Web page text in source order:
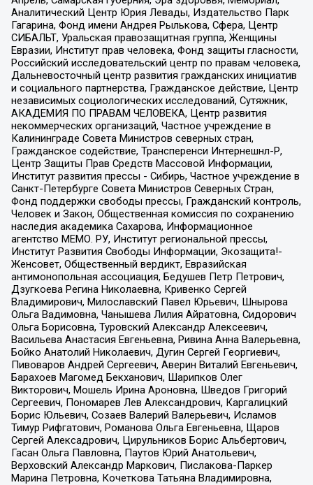
Аналитический Центр Юрия Левады, Издательство Парк
Гагарина, Фонд имени Андрея Рылькова, Сфера, Центр
СИБАЛЬТ, Уральская правозащитная группа, Женщины
Евразии, Институт прав человека, Фонд защиты гласности,
Российский исследовательский центр по правам человека,
Дальневосточный центр развития гражданских инициатив
и социального партнерства, Гражданское действие, Центр
независимых социологических исследований, Сутяжник,
АКАДЕМИЯ ПО ПРАВАМ ЧЕЛОВЕКА, Центр развития
некоммерческих организаций, Частное учреждение в
Калининграде Совета Министров северных стран,
Гражданское содействие, Трансперенси Интернешнл-Р,
Центр Защиты Прав Средств Массовой Информации,
Институт развития прессы - Сибирь, Частное учреждение в
Санкт-Петербурге Совета Министров Северных Стран,
Фонд поддержки свободы прессы, Гражданский контроль,
Человек и Закон, Общественная комиссия по сохранению
наследия академика Сахарова, Информационное
агентство МЕМО. РУ, Институт региональной прессы,
Институт Развития Свободы Информации, Экозащита!-
Женсовет, Общественный вердикт, Евразийская
антимонопольная ассоциация, Бедушев Петр Петрович,
Дзугкоева Регина Николаевна, Кривенко Сергей
Владимирович, Милославский Павел Юрьевич, Шнырова
Ольга Вадимовна, Чанышева Лилия Айратовна, Сидорович
Ольга Борисовна, Туровский Александр Алексеевич,
Васильева Анастасия Евгеньевна, Ривина Анна Валерьевна,
Бойко Анатолий Николаевич, Дугин Сергей Георгиевич,
Пивоваров Андрей Сергеевич, Аверин Виталий Евгеньевич,
Барахоев Магомед Бекханович, Шарипков Олег
Викторович, Мошель Ирина Ароновна, Шведов Григорий
Сергеевич, Пономарев Лев Александрович, Каргалицкий
Борис Юльевич, Созаев Валерий Валерьевич, Исламов
Тимур Рифгатович, Романова Ольга Евгеньевна, Щаров
Сергей Алексадрович, Цирульников Борис Альбертович,
Гасан Ольга Павловна, Паутов Юрий Анатольевич,
Верховский Александр Маркович, Пислакова-Паркер
Марина Петровна, Кочеткова Татьяна Владимировна,